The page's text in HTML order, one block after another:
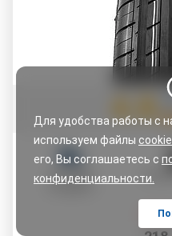
Для удобства работы с
используем файлы cookie
его, Вы соглашаетесь с
конфиденциальности.
4.8
ДОСТАВКА
Цена